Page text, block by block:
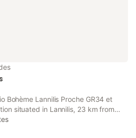
Bohème Lannilis Proche GR34 et
situated in Lannilis, 23 km from
of Brest and 25 km from Brest